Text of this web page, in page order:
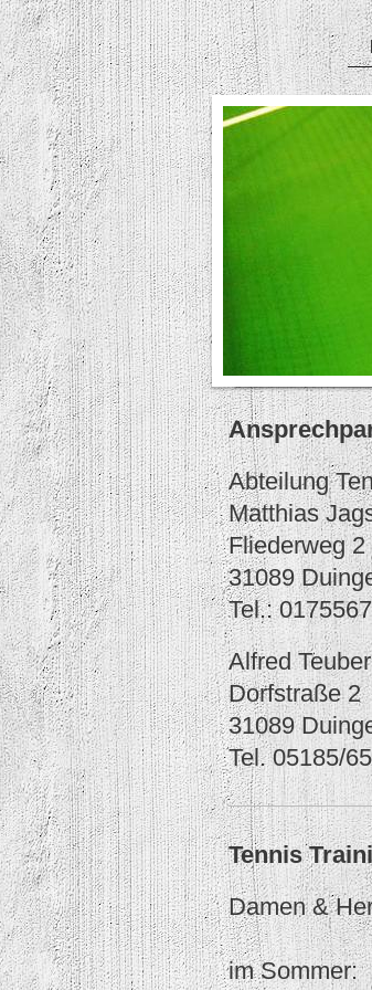
Abteilung
Matthias
Fliederweg 2
31089
Tel.:
Alfred Teuber
Dorfstraße 2
31089
Tel. 05185/
Tennis
Damen &
im